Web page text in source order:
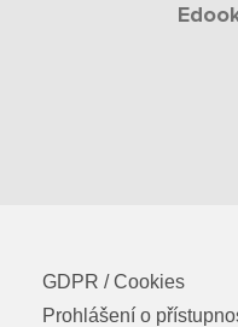
Kontakty
GDPR / Cookies
Prohlášení o